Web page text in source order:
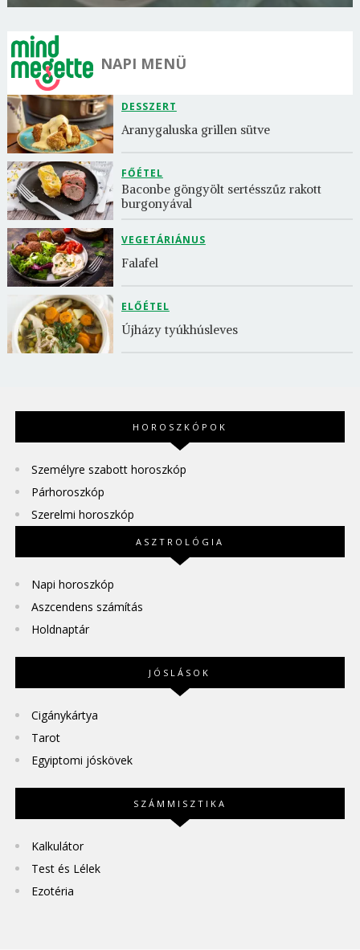
NAPI MENÜ
DESSZERT
Aranygaluska grillen sütve
FŐÉTEL
Baconbe göngyölt sertésszűz rakott
burgonyával
VEGETÁRIÁNUS
Falafel
ELŐÉTEL
Újházy tyúkhúsleves
HOROSZKÓPOK
Személyre szabott horoszkóp
Párhoroszkóp
Szerelmi horoszkóp
ASZTROLÓGIA
Napi horoszkóp
Aszcendens számítás
Holdnaptár
JÓSLÁSOK
Cigánykártya
Tarot
Egyiptomi jóskövek
SZÁMMISZTIKA
Kalkulátor
Test és Lélek
Ezotéria